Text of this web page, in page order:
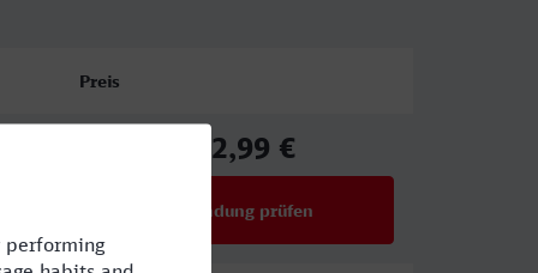
Preis
62,99 €
Verbindung prüfen